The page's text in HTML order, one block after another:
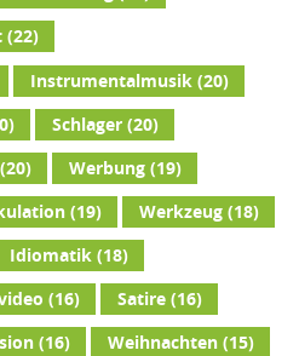
(22)
Instrumentalmusik(20)
Schlager(20)
Werbung(19)
(19) Werkzeug(18)
Idiomatik(18)
(16) Satire(16)
(16) Weihnachten(15)